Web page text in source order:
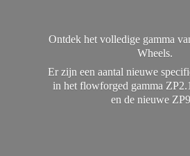
Ontdek het volledige gamma
Wheels.
Er zijn een aantal nieuwe
in het flowforged gamma
en denieuwe